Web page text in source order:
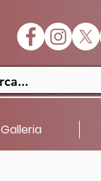
Galleria